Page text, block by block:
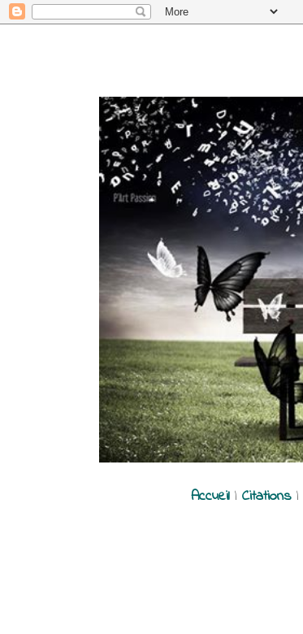
Accueil| Citations|